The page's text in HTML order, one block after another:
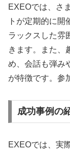
EXEOでは、さ
トが定期的に開
ラックスした雰
きます。また、
め、会話も弾み
が特徴です。参
成功事例の
EXEOでは、実